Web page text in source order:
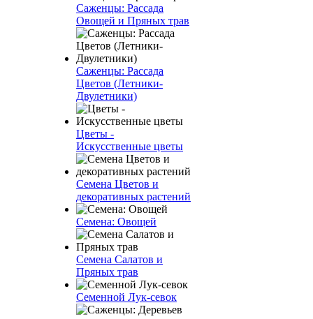
Саженцы: Рассада
Овощей и Пряных трав
Саженцы: Рассада
Цветов (Летники-
Двулетники)
Цветы -
Искусственные цветы
Семена Цветов и
декоративных растений
Семена: Овощей
Семена Салатов и
Пряных трав
Семенной Лук-севок